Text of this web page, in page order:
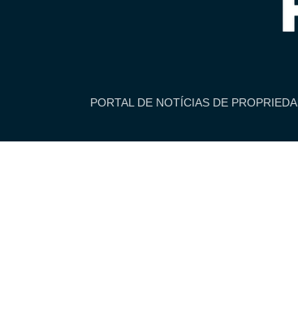
PORTAL DE NOTÍCIAS DE